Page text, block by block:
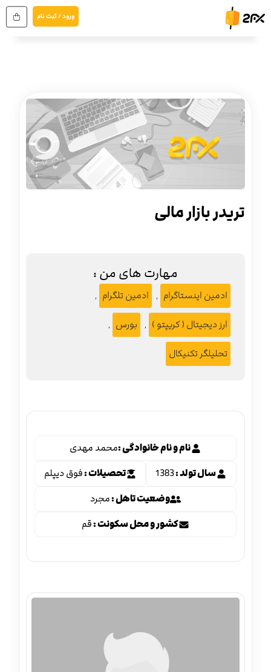
به
ورود / ثبت نام
تریدر بازار مالی
مهارت های من :
ادمین اینستاگرام , ادمین تلگرام ,
ارز دیجیتال ( کریپتو ) , بورس ,
تحلیلگر تکنیکال
نام و نام خانوادگی :محمد مهدی
سال تولد :1383 تحصیلات :فوق دیپلم
وضعیت تاهل :مجرد
کشور و محل سکونت :قم